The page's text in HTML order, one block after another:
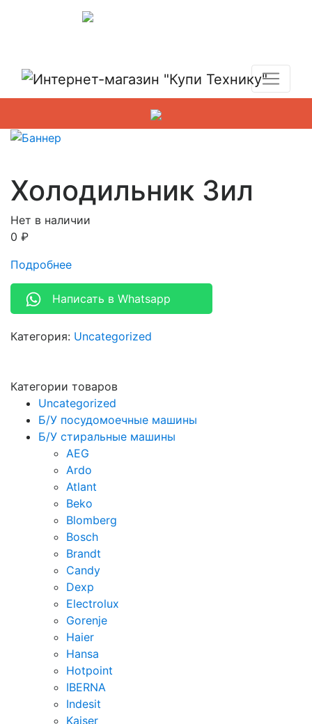
Холодильник Зил
Нет в наличии
0 ₽
Подробнее
Написать в Whatsapp
Категория: Uncategorized
Категории товаров
Uncategorized
Б/У посудомоечные машины
Б/У стиральные машины
AEG
Ardo
Atlant
Beko
Blomberg
Bosch
Brandt
Candy
Dexp
Electrolux
Gorenje
Haier
Hansa
Hotpoint
IBERNA
Indesit
Kaiser